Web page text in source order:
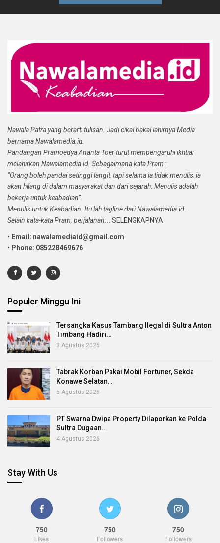
Nawala Patra yang berarti tulisan. Jadi cikal bakal lahirnya Media
bernama Nawalamedia.id.
Pandangan Pramoedya Ananta Toer turut mempengaruhi ikhtiar
melahirkan Nawalamedia.id. Sebagaimana kata Pram :
“Orang boleh pandai setinggi langit, tapi selama ia tidak menulis, ia
akan hilang di dalam masyarakat dan dari sejarah. Menulis adalah
bekerja untuk keabadian”.
Menulis untuk Keabadian. Itu lah tagline dari Nawalamedia.id.
Selain kata-kata Pram, perjalanan... SELENGKAPNYA
• Email: nawalamediaid@gmail.com
• Phone: 085228469676
Populer Minggu Ini
Tersangka Kasus Tambang Ilegal di Sultra Anton
Timbang Hadiri…
3 Agustus 2026
Tabrak Korban Pakai Mobil Fortuner, Sekda
Konawe Selatan…
5 Agustus 2026
PT Swarna Dwipa Property Dilaporkan ke Polda
Sultra Dugaan…
4 Agustus 2026
Stay With Us
750
Likes
750
Followers
750
Followers